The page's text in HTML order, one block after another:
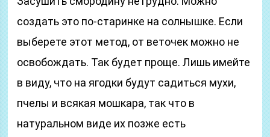
создать это по-старинке на солнышке. Если
выберете этот метод, от веточек можно не
освобождать. Так будет проще. Лишь имейте
в виду, что на ягодки будут садиться мухи,
пчелы и всякая мошкара, так что в
натуральном виде их позже есть